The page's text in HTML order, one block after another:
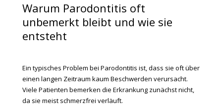
Warum Parodontitis oft
unbemerkt bleibt und wie sie
entsteht
Ein typisches Problem bei Parodontitis ist, dass sie oft über
einen langen Zeitraum kaum Beschwerden verursacht.
Viele Patienten bemerken die Erkrankung zunächst nicht,
da sie meist schmerzfrei verläuft.